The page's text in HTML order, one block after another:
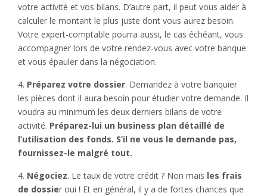
votre activité et vos bilans. D’autre part, il peut vous aider à
calculer le montant le plus juste dont vous aurez besoin.
Votre expert-comptable pourra aussi, le cas échéant, vous
accompagner lors de votre rendez-vous avec votre banque
et vous épauler dans la négociation.
4. Préparez votre dossier. Demandez à votre banquier
les pièces dont il aura besoin pour étudier votre demande. Il
voudra au minimum les deux derniers bilans de votre
activité. Préparez-lui un business plan détaillé de
l’utilisation des fonds. S’il ne vous le demande pas,
fournissez-le malgré tout.
4. Négociez. Le taux de votre crédit ? Non mais les frais
de dossier oui ! Et en général, il y a de fortes chances que